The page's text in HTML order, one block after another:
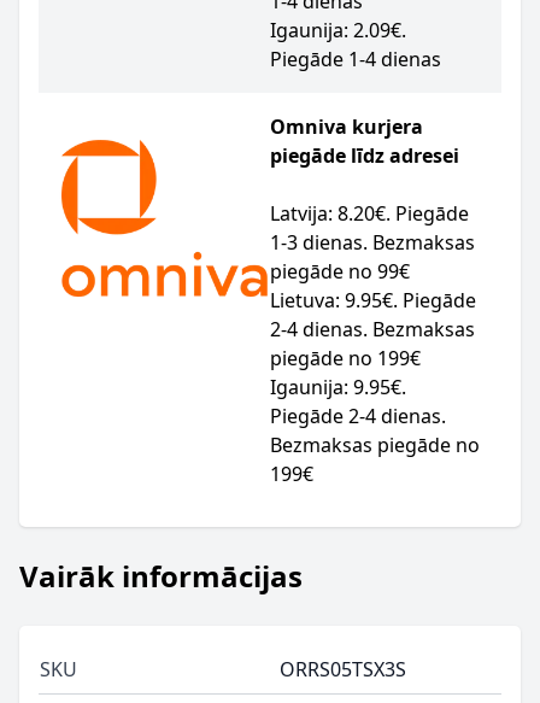
Igaunija: 2.09€.
Piegāde 1-4 dienas
Omniva kurjera
piegāde līdz adresei
Latvija: 8.20€. Piegāde
1-3 dienas. Bezmaksas
piegāde no 99€
Lietuva: 9.95€. Piegāde
2-4 dienas. Bezmaksas
piegāde no 199€
Igaunija: 9.95€.
Piegāde 2-4 dienas.
Bezmaksas piegāde no
199€
Vairāk informācijas
SKU
ORRS05TSX3S